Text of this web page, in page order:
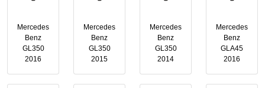
Mercedes
Benz
GLA45
2016
Mercedes
Benz
GL350
2014
Mercedes
Benz
GL350
2015
Mercedes
Benz
GL350
2016